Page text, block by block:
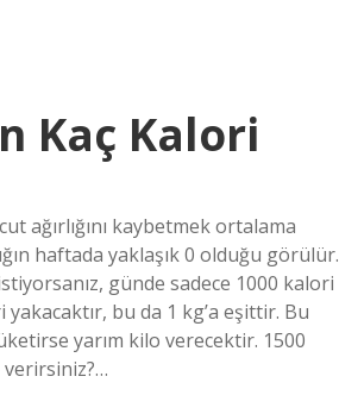
Kaç Kalori
ağırlığını kaybetmek ortalama
haftada yaklaşık 0 olduğu görülür.
günde sadece 1000 kalori
bu da 1 kg’a eşittir. Bu
yarım kilo verecektir. 1500